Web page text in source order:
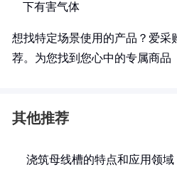
下有害气体
想找特定场景使用的产品？爱采
荐。为您找到您心中的专属商品
其他推荐
浇筑母线槽的特点和应用领域